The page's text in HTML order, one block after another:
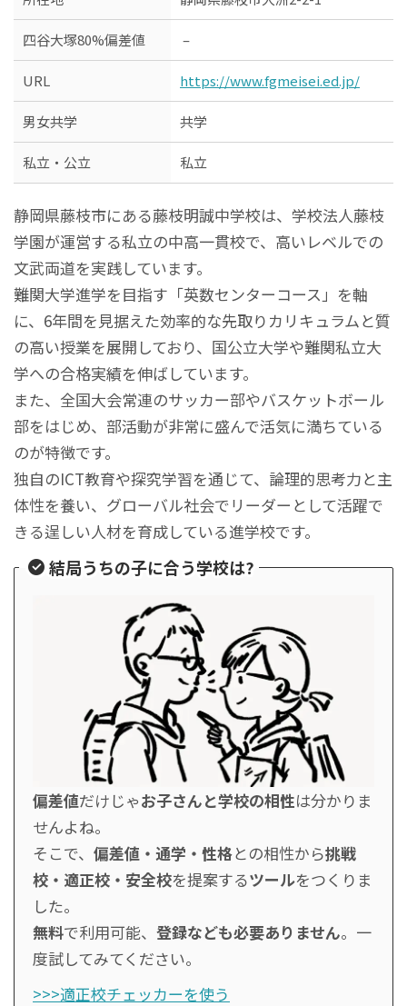
四谷大塚80%偏差値 –
URL https://www.fgmeisei.ed.jp/
男女共学 共学
私立・公立 私立
静岡県藤枝市にある藤枝明誠中学校は、学校法人藤枝
学園が運営する私立の中高一貫校で、高いレベルでの
文武両道を実践しています。
難関大学進学を目指す「英数センターコース」を軸
に、6年間を見据えた効率的な先取りカリキュラムと質
の高い授業を展開しており、国公立大学や難関私立大
学への合格実績を伸ばしています。
また、全国大会常連のサッカー部やバスケットボール
部をはじめ、部活動が非常に盛んで活気に満ちている
のが特徴です。
独自のICT教育や探究学習を通じて、論理的思考力と主
体性を養い、グローバル社会でリーダーとして活躍で
きる逞しい人材を育成している進学校です。
結局うちの子に合う学校は?
偏差値だけじゃお子さんと学校の相性は分かりま
せんよね。
そこで、 偏差値・通学・性格との相性から挑戦
校・適正校・安全校を提案するツールをつくりま
した。
無料で利用可能、 登録なども必要ありません。一
度試してみてください。
>>>適正校チェッカーを使う